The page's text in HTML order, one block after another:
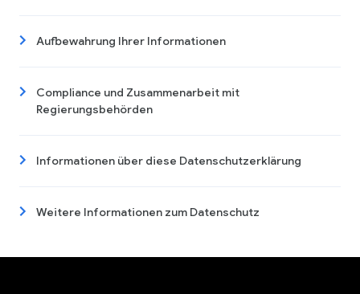
Aufbewahrung Ihrer Informationen
Compliance und Zusammenarbeit mit
Regierungsbehörden
Informationen über diese Datenschutzerklärung
Weitere Informationen zum Datenschutz